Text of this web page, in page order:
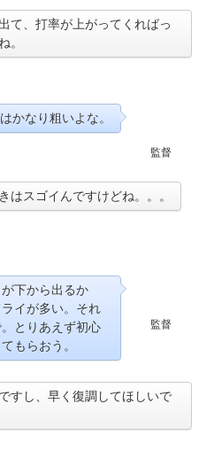
て、打率が上がってくればっ
。
監督
かなり粗いよな。
はスゴイんですけどね。。。
監督
下から出るか
イが多い。それ
とりあえず初心
もらおう。
すし、早く復調してほしいで